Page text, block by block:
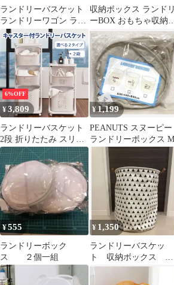
ランドリーバスケット
ランドリーワゴン ラン
ドリーバッグ ランドリ
ーボックス 約44L 折り
たたみ キャスター付き
北欧風 洗濯かご おもち
ゃ箱 収納 防水 スリム
コンパクト 収納ボック
ス ^bm1191^ sale セール
収納ボックス ランドリ
ーBOX おもちゃ収納
収納
6%OFF
¥3,809
ランドリーバスケット
2段 折りたたみ スリム
おしゃれ ランドリーラ
ック ランドリーボック
ス ランドリーワゴン キ
ャスター付き 洗濯 かご
脱衣 3段
¥1,199
PEANUTS スヌーピー
ランドリーボックス M
¥555
ランドリーボック
ス ２個一組
¥ 1,350
ランドリーバスケッ
ト 収納ボックス 折
りたたみ 北欧風